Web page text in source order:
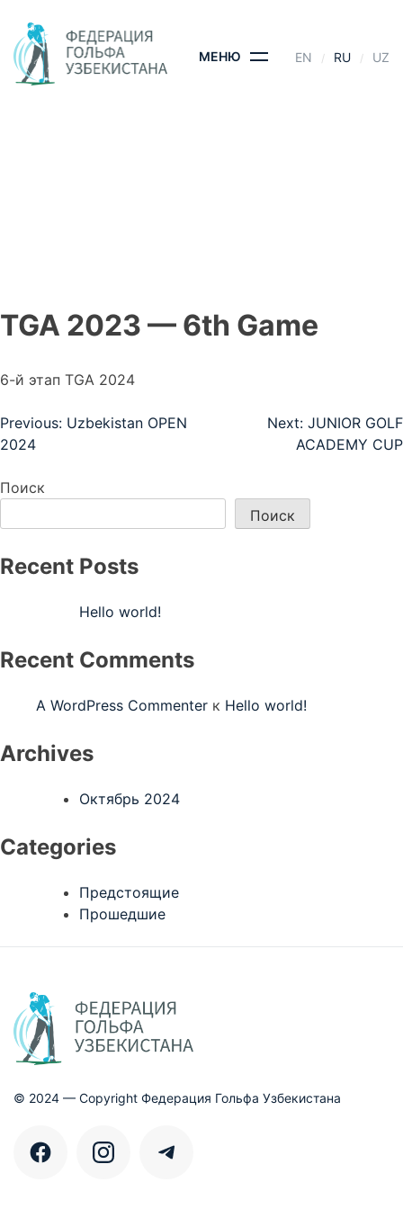
content
МЕНЮ EN RU UZ
TGA 2023 — 6th Game
6-й этап TGA 2024
Навигация
записям
Previous: Uzbekistan OPEN
2024
Next: JUNIOR GOLF
ACADEMY CUP
Поиск
Поиск
Recent Posts
Hello world!
Recent Comments
A WordPress Commenter к Hello world!
Archives
Октябрь 2024
Categories
Предстоящие
Прошедшие
© 2024 — Copyright Федерация Гольфа Узбекистана